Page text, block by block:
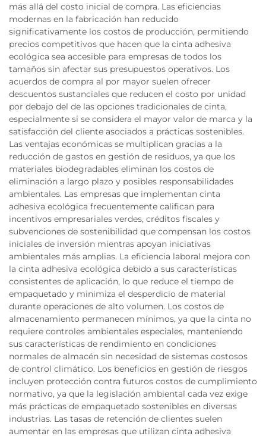
más allá del costo inicial de compra. Las eficiencias
modernas en la fabricación han reducido
significativamente los costos de producción, permitiendo
precios competitivos que hacen que la cinta adhesiva
ecológica sea accesible para empresas de todos los
tamaños sin afectar sus presupuestos operativos. Los
acuerdos de compra al por mayor suelen ofrecer
descuentos sustanciales que reducen el costo por unidad
por debajo del de las opciones tradicionales de cinta,
especialmente si se considera el mayor valor de marca y la
satisfacción del cliente asociados a prácticas sostenibles.
Las ventajas económicas se multiplican gracias a la
reducción de gastos en gestión de residuos, ya que los
materiales biodegradables eliminan los costos de
eliminación a largo plazo y posibles responsabilidades
ambientales. Las empresas que implementan cinta
adhesiva ecológica frecuentemente califican para
incentivos empresariales verdes, créditos fiscales y
subvenciones de sostenibilidad que compensan los costos
iniciales de inversión mientras apoyan iniciativas
ambientales más amplias. La eficiencia laboral mejora con
la cinta adhesiva ecológica debido a sus características
consistentes de aplicación, lo que reduce el tiempo de
empaquetado y minimiza el desperdicio de material
durante operaciones de alto volumen. Los costos de
almacenamiento permanecen mínimos, ya que la cinta no
requiere controles ambientales especiales, manteniendo
sus características de rendimiento en condiciones
normales de almacén sin necesidad de sistemas costosos
de control climático. Los beneficios en gestión de riesgos
incluyen protección contra futuros costos de cumplimiento
normativo, ya que la legislación ambiental cada vez exige
más prácticas de empaquetado sostenibles en diversas
industrias. Las tasas de retención de clientes suelen
aumentar en las empresas que utilizan cinta adhesiva